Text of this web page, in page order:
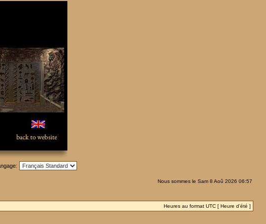
Nous sommes le Sam 8 Aoû 2026 06:57
Heures au format UTC [ Heure d’été ]